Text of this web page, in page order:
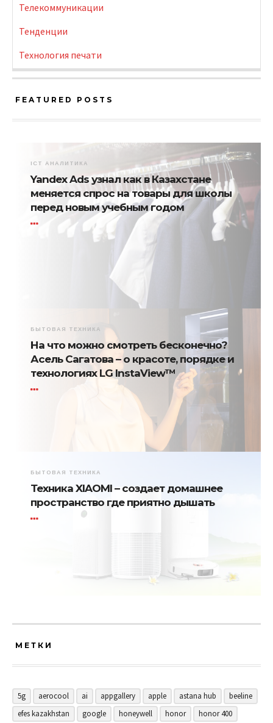
Телекоммуникации
Тенденции
Технология печати
FEATURED POSTS
ICT АНАЛИТИКА
Yandex Ads узнал как в Казахстане
меняется спрос на товары для школы
перед новым учебным годом
БЫТОВАЯ ТЕХНИКА
На что можно смотреть бесконечно?
Асель Сагатова – о красоте, порядке и
технологиях LG InstaView™
БЫТОВАЯ ТЕХНИКА
Техника XIAOMI – создает домашнее
пространство где приятно дышать
МЕТКИ
5g aerocool ai appgallery apple astana hub
beeline
efes kazakhstan
google honeywell honor
honor 400